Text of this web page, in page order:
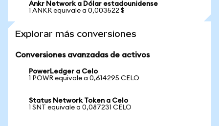
Ankr Network a Dólar estadounidense
1 ANKR equivale a 0,003522 $
Explorar más conversiones
Conversiones avanzadas de activos
PowerLedger a Celo
1 POWR equivale a 0,614295 CELO
Status Network Token a Celo
1 SNT equivale a 0,087231 CELO